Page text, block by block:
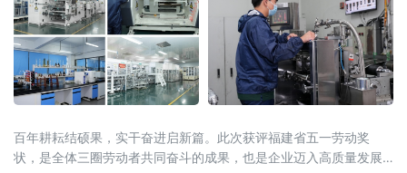
百年耕耘结硕果，实干奋进启新篇。此次获评福建省五一劳动奖
状，是全体三圈劳动者共同奋斗的成果，也是企业迈入高质量发展